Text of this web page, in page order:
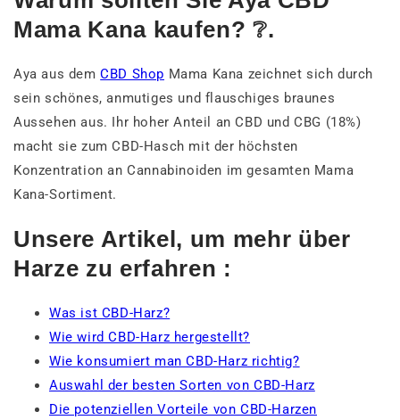
Mama Kana kaufen? ❔.
Aya aus demCBD Shop Mama Kana zeichnet sich durch
sein schönes, anmutiges und flauschiges braunes
Aussehen aus. Ihr hoher Anteil an CBD und CBG (18%)
macht sie zum CBD-Hasch mit der höchsten
Konzentration an Cannabinoiden im gesamten Mama
Kana-Sortiment.
Unsere Artikel, um mehr über
Harze zu erfahren :
Was ist CBD-Harz?
Wie wird CBD-Harz hergestellt?
Wie konsumiert man CBD-Harz richtig?
Auswahl der besten Sorten von CBD-Harz
Die potenziellen Vorteile von CBD-Harzen